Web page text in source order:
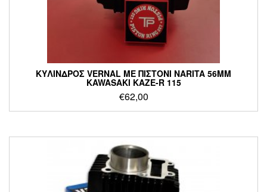
ΚΥΛΙΝΔΡΟΣ VERNAL ΜΕ ΠΙΣΤΟΝΙ NARITA 56MM
KAWASAKI KAZE-R 115
€62,00